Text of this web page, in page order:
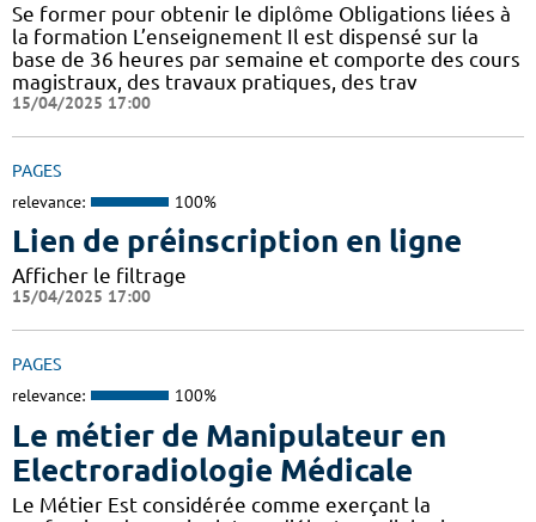
Se former pour obtenir le diplôme Obligations liées à
la formation L’enseignement Il est dispensé sur la
base de 36 heures par semaine et comporte des cours
magistraux, des travaux pratiques, des trav
15/04/2025 17:00
PAGES
relevance: 100%
Lien de préinscription en ligne
Afficher le filtrage
15/04/2025 17:00
PAGES
relevance: 100%
Le métier de Manipulateur en
Electroradiologie Médicale
Le Métier Est considérée comme exerçant la